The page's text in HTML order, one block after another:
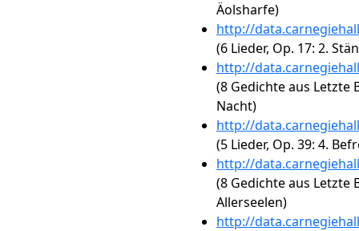
Äolsharfe)
http://
(6 Lieder, Op. 17: 2.
http://
(8 Gedichte aus Letzte
Nacht)
http://
(5 Lieder, Op. 39: 4.
http://
(8 Gedichte aus Letzte
Allerseelen)
http://